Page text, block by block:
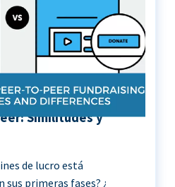
de
Similitudes y
de lucro está
primeras fases? ¿